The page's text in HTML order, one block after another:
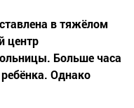
в тяжёлом
центр
Больше часа
Однако